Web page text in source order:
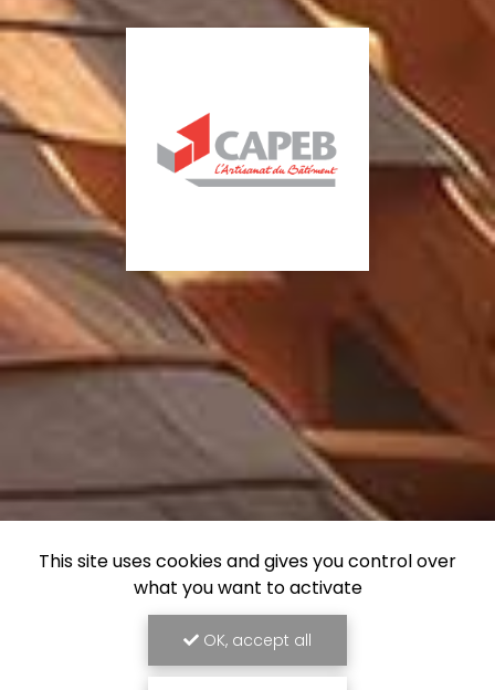
This site uses cookies and gives you control over
what you want to activate
OK, accept all